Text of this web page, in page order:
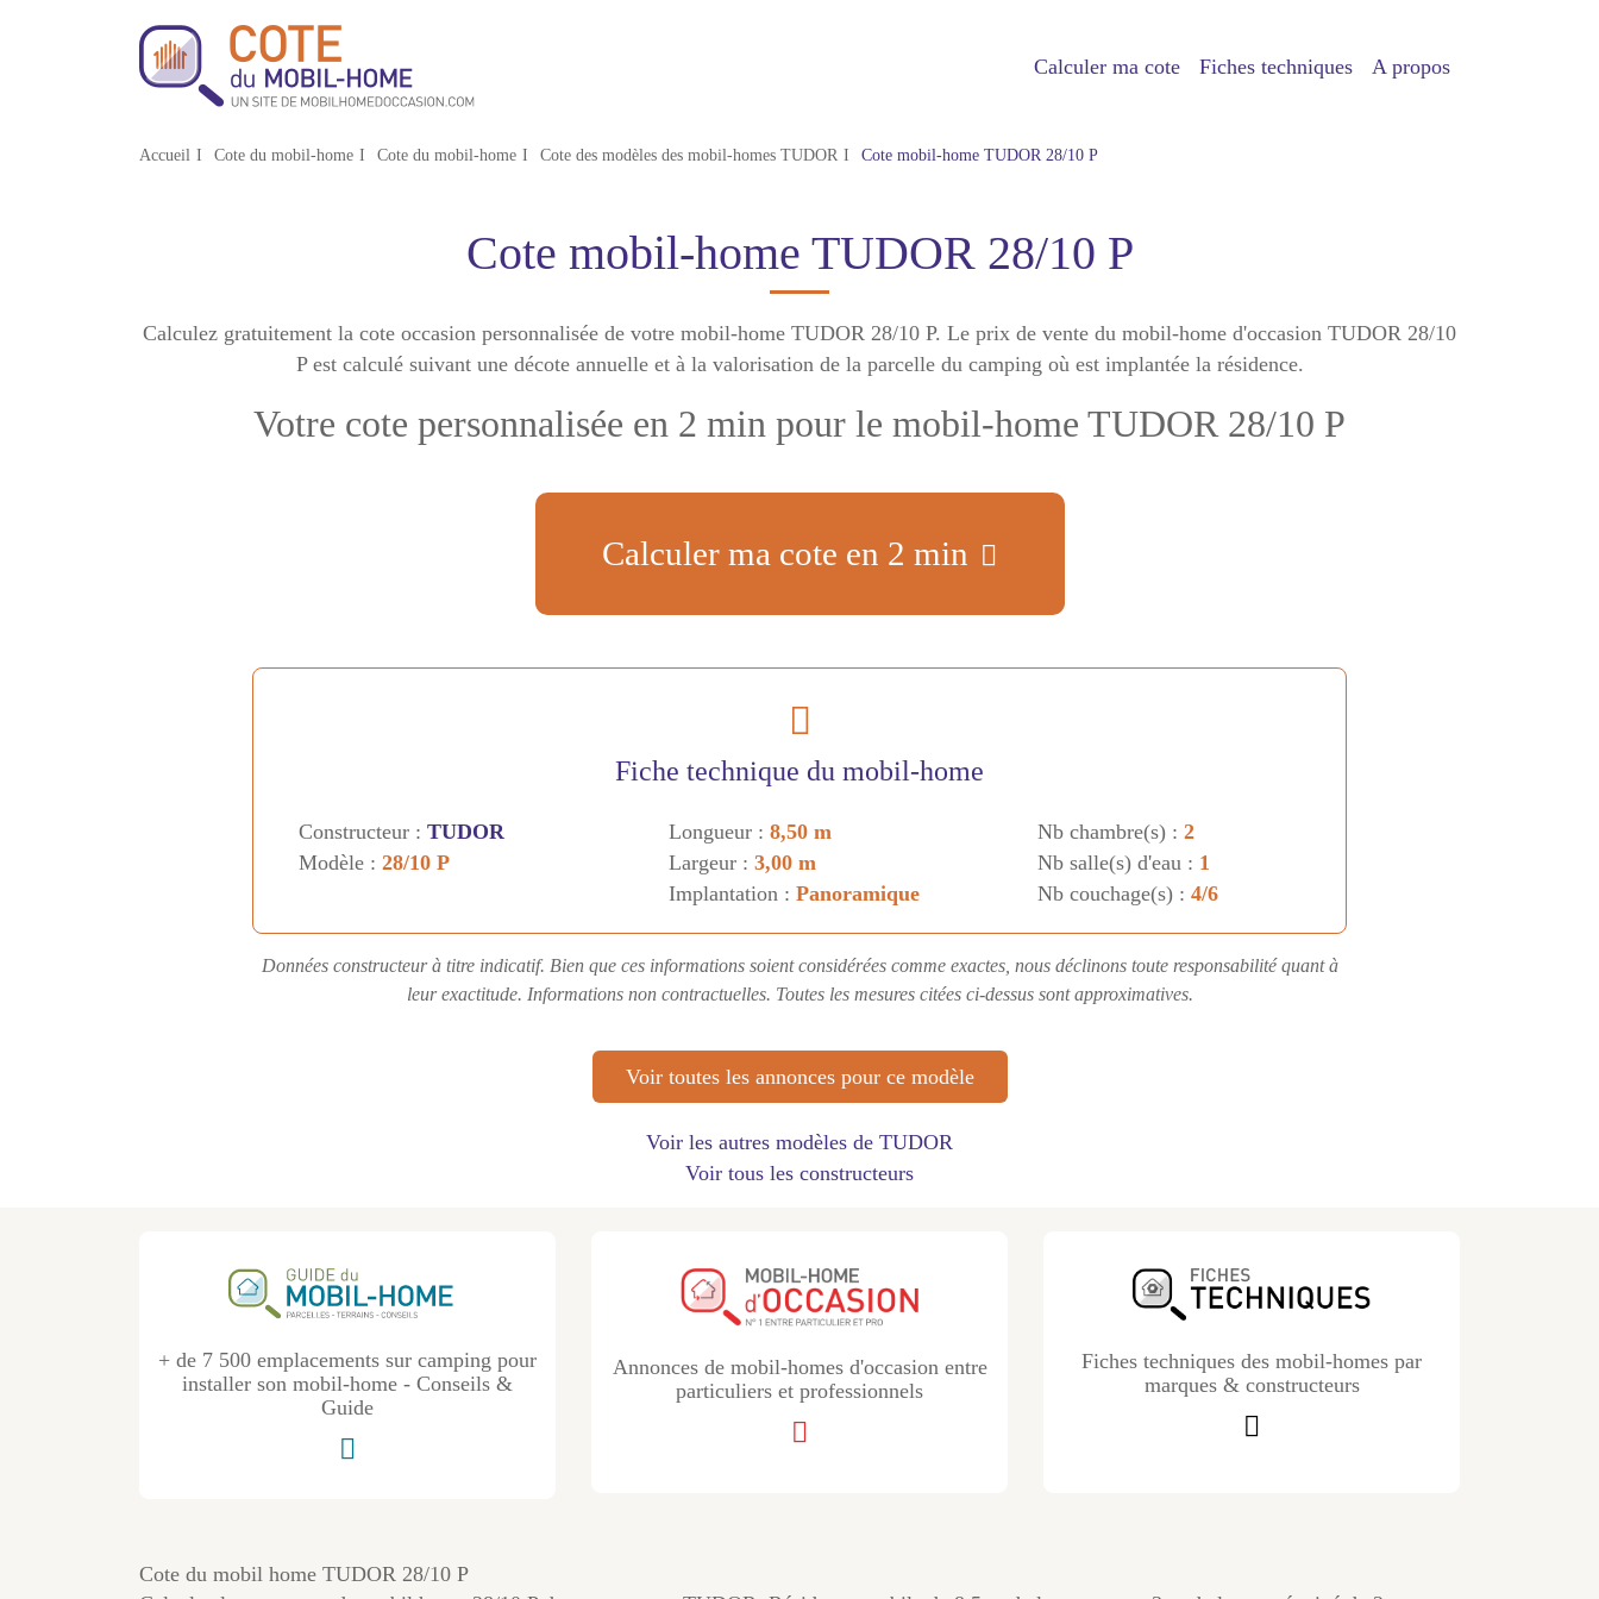
Calculer ma cote Fiches techniques A propos
Accueil Cote du mobil-home Cote du mobil-home Cote des modèles des mobil-homes TUDOR Cote mobil-home TUDOR 28/10 P
Cote mobil-home TUDOR 28/10 P
Calculez gratuitement la cote occasion personnalisée de votre mobil-home TUDOR 28/10 P. Le prix de vente du mobil-home d'occasion TUDOR 28/10
P est calculé suivant une décote annuelle et à la valorisation de la parcelle du camping où est implantée la résidence.
Votre cote personnalisée en 2 min pour le mobil-home TUDOR 28/10 P
Calculer ma cote en 2 min
Fiche technique du mobil-home
Constructeur : TUDOR
Modèle : 28/10 P
Longueur : 8,50 m
Largeur : 3,00 m
Implantation : Panoramique
Nb chambre(s) :2
Nb salle(s) d'eau : 1
Nb couchage(s) :4/6
Données constructeur à titre indicatif. Bien que ces informations soient considérées comme exactes, nous déclinons toute responsabilité quant à
leur exactitude. Informations non contractuelles. Toutes les mesures citées ci-dessus sont approximatives.
Voir toutes les annonces pour ce modèle
Voir les autres modèles de TUDOR
Voir tous les constructeurs
+ de 7 500 emplacements sur camping pour
installer son mobil-home - Conseils &
Guide
Annonces de mobil-homes d'occasion entre
particuliers et professionnels
Fiches techniques des mobil-homes par
marques & constructeurs
Cote du mobil home TUDOR 28/10 P